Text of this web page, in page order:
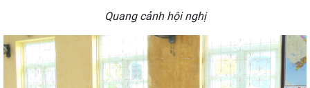
Quang cảnh hội nghị